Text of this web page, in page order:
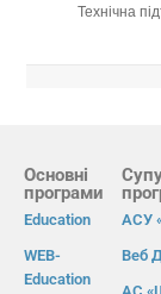
Технічна
Основні
програми
Education
WEB-
Education
АСУ
Веб